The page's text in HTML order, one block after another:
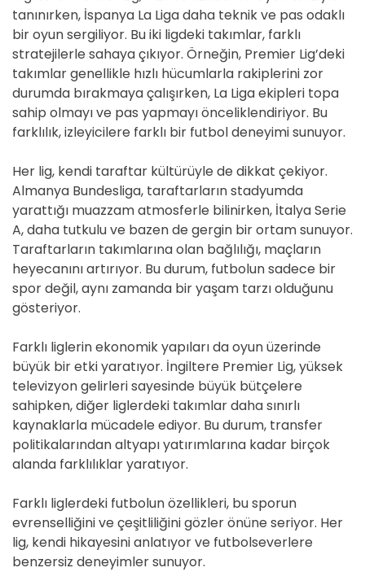
tanınırken, İspanya La Liga daha teknik ve pas odaklı
bir oyun sergiliyor. Bu iki ligdeki takımlar, farklı
stratejilerle sahaya çıkıyor. Örneğin, Premier Lig’deki
takımlar genellikle hızlı hücumlarla rakiplerini zor
durumda bırakmaya çalışırken, La Liga ekipleri topa
sahip olmayı ve pas yapmayı önceliklendiriyor. Bu
farklılık, izleyicilere farklı bir futbol deneyimi sunuyor.
Her lig, kendi taraftar kültürüyle de dikkat çekiyor.
Almanya Bundesliga, taraftarların stadyumda
yarattığı muazzam atmosferle bilinirken, İtalya Serie
A, daha tutkulu ve bazen de gergin bir ortam sunuyor.
Taraftarların takımlarına olan bağlılığı, maçların
heyecanını artırıyor. Bu durum, futbolun sadece bir
spor değil, aynı zamanda bir yaşam tarzı olduğunu
gösteriyor.
Farklı liglerin ekonomik yapıları da oyun üzerinde
büyük bir etki yaratıyor. İngiltere Premier Lig, yüksek
televizyon gelirleri sayesinde büyük bütçelere
sahipken, diğer liglerdeki takımlar daha sınırlı
kaynaklarla mücadele ediyor. Bu durum, transfer
politikalarından altyapı yatırımlarına kadar birçok
alanda farklılıklar yaratıyor.
Farklı liglerdeki futbolun özellikleri, bu sporun
evrenselliğini ve çeşitliliğini gözler önüne seriyor. Her
lig, kendi hikayesini anlatıyor ve futbolseverlere
benzersiz deneyimler sunuyor.